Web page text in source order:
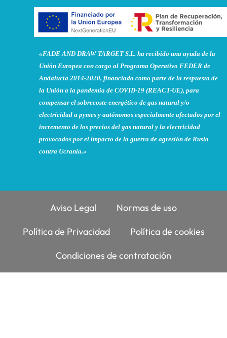
«FADE AND DRAW TARGET S.L. ha recibido una ayuda de la
Unión Europea con cargo al Programa Operativo FEDER de
Andalucía 2014-2020, financiada como parte de la respuesta de
la Unión a la pandemia de COVID-19 (REACT-UE), para
compensar el sobrecoste energético de gas natural y/o
electricidad a pymes y autónomos especialmente afectados por el
incremento de los precios del gas natural y la electricidad
provocados por el impacto de la guerra de agresión de Rusia
contra Ucrania.»
Aviso Legal Normas de uso
Política de Privacidad Política de cookies
Condiciones de contratación